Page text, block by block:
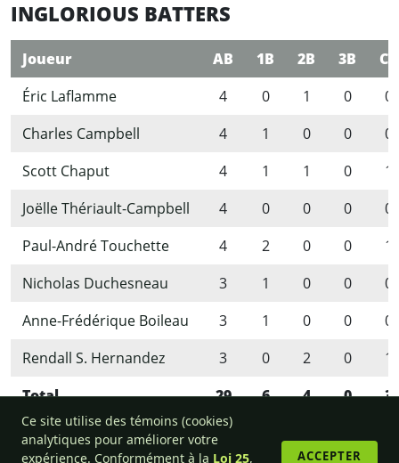
INGLORIOUS BATTERS
Joueur AB 1B 2B 3B
CC
Éric Laflamme
4 0 1 0
0
Charles Campbell
4 1 0 0
0
Scott Chaput
4 1 1 0
1
Joëlle Thériault-Campbell
4 0 0 0
0
Paul-André Touchette
4 2 0 0
1
Nicholas Duchesneau
3 1 0 0
0
Anne-Frédérique Boileau
3 1 0 0
0
Rendall S. Hernandez
3 0 2 0
1
Total
29 6 4 0 3
Ce site utilise des témoins (cookies)
analytiques pour améliorer votre
expérience. Conformément à la Loi 25, ACCEPTER